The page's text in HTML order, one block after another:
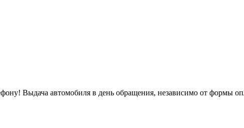
Выдача автомобиля в день обращения, независимо от формы